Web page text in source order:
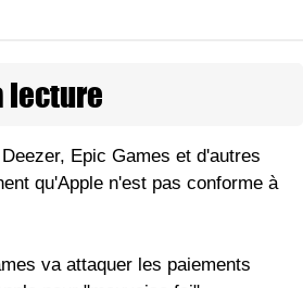
lecture
Epic Games et d'autres
qu'Apple n'est pas conforme à
va attaquer les paiements